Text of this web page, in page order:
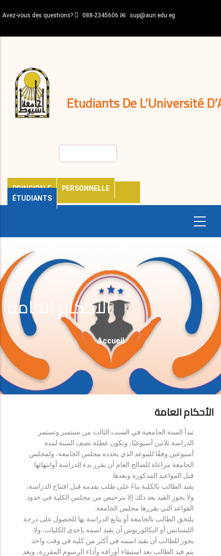
au
principal
Avez-vous des questions? 088-2345606 sup@aun.edu.eg
Etudiants De L’Université
PRINCIPALE
PERSONNELLE
ÉTUDIANTS
décisions
Expatriés
Journal
الأحكام العامة
Fil
D'Ariane
Accueil
الأحكام العامة
تبدأ السنة الجامعية في السبت الثالث من سبتمبر وتستمر
الدراسة ثلاثين أسبوعيًا، وتكون عطلة نصف السنة لمدة
أسبوعين وفقًا للموعد الذي يحدده مجلس الجامعة، ولمجلس
الجامعة مراعاة للصالح العام أن يقرر بدء الدراسة أوانتهائها
قبل المواعيد المذكورة وبعدها.
يقيد الطالب بالكلية بناءً على طلب يقدمه قبل افتتاح الدراسة،
ولا يجوز القيد بعد ذلك إلا بترخيص من مجلس الكلية في حدود
القواعد التي يقررها مجلس الجامعة.
يلتحق الطالب بالجامعة أو يتابع الدراسة بها للحصول على درجة
الليسانس أو البكالوريوس أن يقيد اسمه بإحدى الكليات، ولا
يجوز للطالب أن يقيد اسمه في أكثر من كلية في وقت واحد.
يتم قيد الطالب بعد استيفاء أوراقه وأداء الرسوم المقررة، ويعد